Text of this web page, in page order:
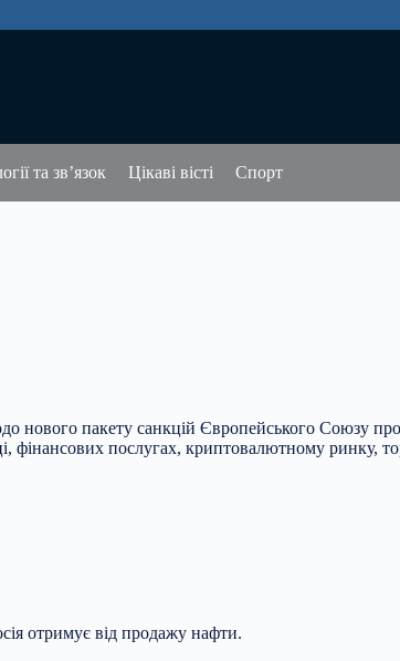
та зв’язок Цікаві вісті Спорт
нового пакету санкцій Європейського Союзу
фінансових послугах, криптовалютному ринку,
отримує від продажу нафти.